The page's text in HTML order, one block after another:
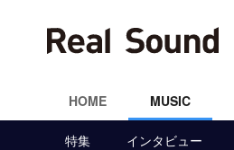
HOME MUSIC
特集 インタビュー